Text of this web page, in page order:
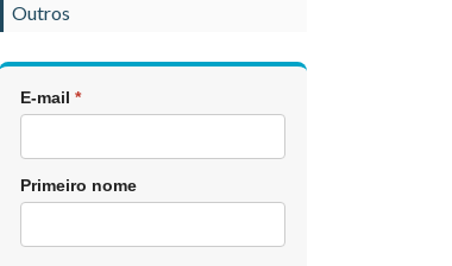
Outros
E-mail *
Primeiro nome